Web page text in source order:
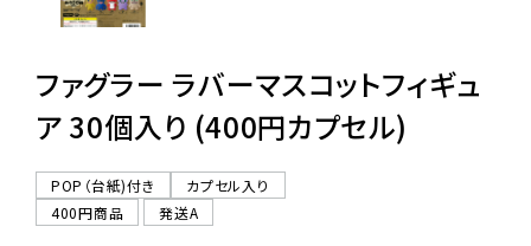
06-6282-7659
ファグラー ラバーマスコットフィギュ
ア 30個入り (400円カプセル)
POP（台紙)付き
カプセル入り
400円商品
発送A